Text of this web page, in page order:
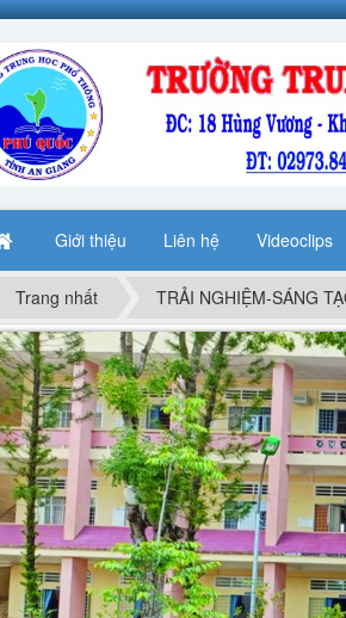
Giới thiệu Liên hệ Videoclips
Trang nhất TRẢI NGHIỆM-SÁNG